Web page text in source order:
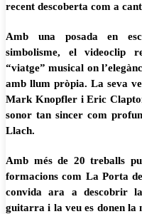
recent descoberta com a
Amb una posada en
simbolisme, el videoclip
“viatge” musical on
amb llum pròpia. La seva
Mark Knopfler i Eric
sonor tan sincer com
Llach.
Amb més de 20 treballs
formacions com La Porta
convida ara a descobrir
guitarra i la veu es donen la